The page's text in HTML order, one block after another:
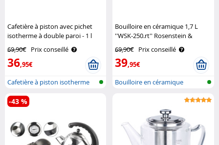
Cafetière à piston avec pichet
isotherme à double paroi - 1 l
Rosenstein & Söhne
69,90€ Prix conseillé
36,95€
Cafetière à piston isotherme
Bouilloire en céramique 1,7 L
''WSK-250.rt'' Rosenstein &
69,90€ Prix conseillé
39,95€
Bouilloire en céramique
-43 %